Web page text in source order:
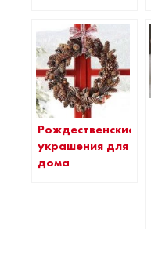
Рождественские
украшения для
дома